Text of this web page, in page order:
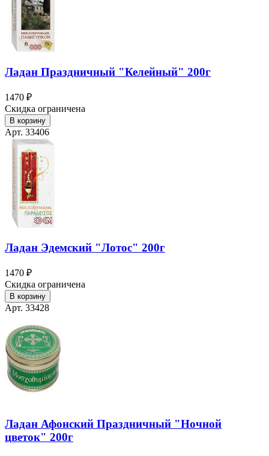
Ладан Праздничный "Келейный" 200г
1470 ₽
Скидка ограничена
В корзину
Арт. 33406
Ладан Эдемский "Лотос" 200г
1470 ₽
Скидка ограничена
В корзину
Арт. 33428
Ладан Афонский Праздничный "Ночной
цветок" 200г